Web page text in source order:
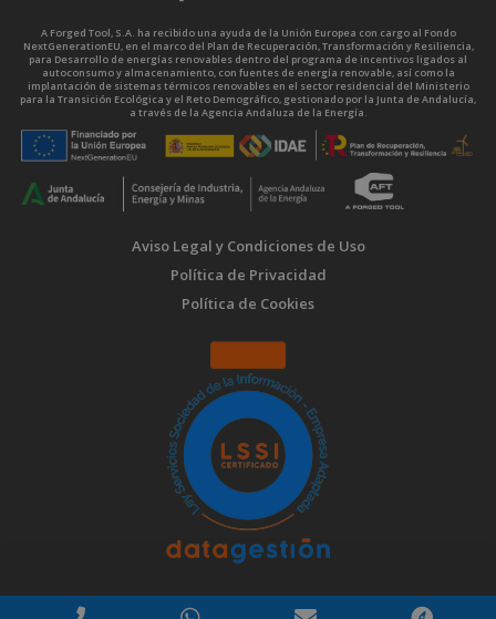
A Forged Tool, S.A. ha recibido una ayuda de la Unión Europea con cargo al Fondo
NextGenerationEU, en el marco del Plan de Recuperación, Transformación y Resiliencia,
para Desarrollo de energías renovables dentro del programa de incentivos ligados al
autoconsumo y almacenamiento, con fuentes de energía renovable, así como la
implantación de sistemas térmicos renovables en el sector residencial del Ministerio
para la Transición Ecológica y el Reto Demográfico, gestionado por la Junta de Andalucía,
a través de la Agencia Andaluza de la Energía.
Aviso Legal y Condiciones de Uso
Política de Privacidad
Política de Cookies